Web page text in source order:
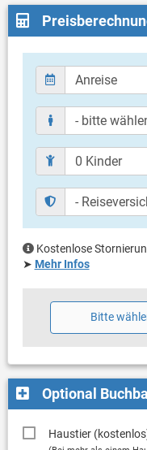
Kostenlose
➤ Mehr Infos
Bitte
Optional
Haustier